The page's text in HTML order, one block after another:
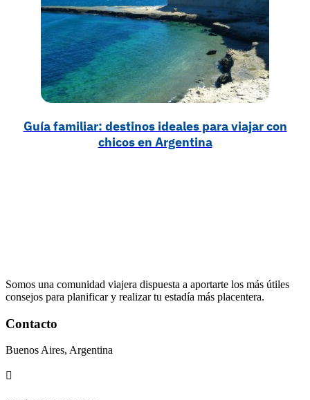
Guía familiar: destinos ideales para viajar con
chicos en Argentina
Somos una comunidad viajera dispuesta a aportarte los más útiles
consejos para planificar y realizar tu estadía más placentera.
Contacto
Buenos Aires, Argentina
